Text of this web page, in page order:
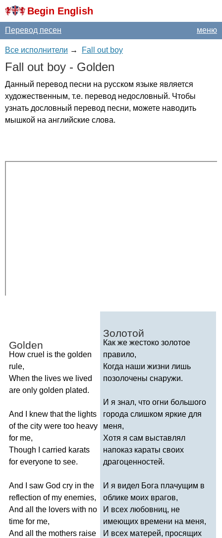
Begin English
меню
Перевод песен
Все исполнители → Fall out boy
Fall out boy - Golden
Данный перевод песни на русском языке является
художественным, т.е. перевод недословный. Чтобы
узнать дословный перевод песни, можете наводить
мышкой на английские слова.
Golden
How cruel is the golden
rule,
When the lives we lived
are only golden plated.
And knew that the lights
of the city were too heavy
for me,
Though
carried karats
for everyone to see.
And saw God cry in the
reflection of my enemies,
And all the lovers with no
time for me,
And all the mothers raise
Золотой
Как же жестоко золотое
правило,
Когда наши жизни лишь
позолочены снаружи.
И я знал, что огни большого
города слишком яркие для
меня,
Хотя я сам выставлял
напоказ караты своих
драгоценностей.
И я видел Бога плачущим в
облике моих врагов,
И всех любовниц, не
имеющих времени на меня,
И всех матерей, просящих